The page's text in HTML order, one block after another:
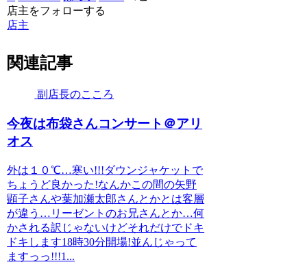
店主をフォローする
店主
関連記事
副店長のこころ
今夜は布袋さんコンサート＠アリ
オス
外は１０℃…寒い!!!ダウンジャケットで
ちょうど良かった!なんかこの間の矢野
顕子さんや葉加瀬太郎さんとかとは客層
が違う…リーゼントのお兄さんとか…何
かされる訳じゃないけどそれだけでドキ
ドキします18時30分開場!並んじゃって
ますっっ!!!1...